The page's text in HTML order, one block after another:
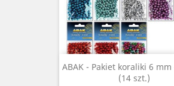
ABAK - Pakiet koraliki 6 mm
(14 szt.)